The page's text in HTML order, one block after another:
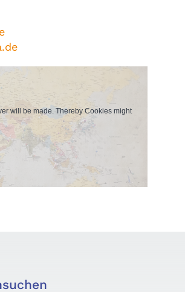
will be made. Thereby Cookies might